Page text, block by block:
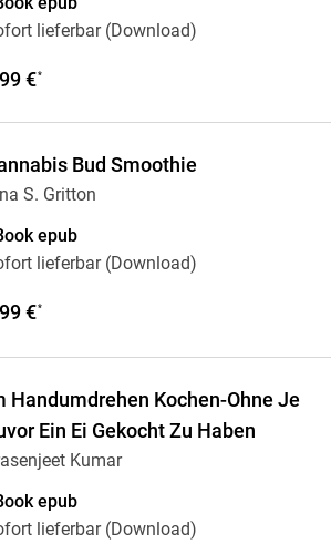
lieferbar (Download)
€*
Bud Smoothie
S. Gritton
epub
lieferbar (Download)
€*
Handumdrehen Kochen-Ohne Je
Ein Ei Gekocht Zu Haben
Kumar
epub
lieferbar (Download)